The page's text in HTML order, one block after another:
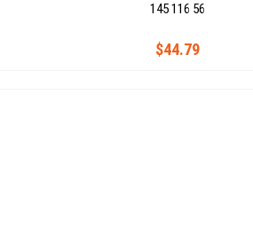
145 116 56
$44.79